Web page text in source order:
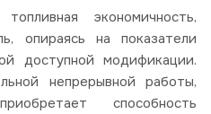
экономичность,
опираясь на показатели
доступной модификации.
непрерывной работы,
способность